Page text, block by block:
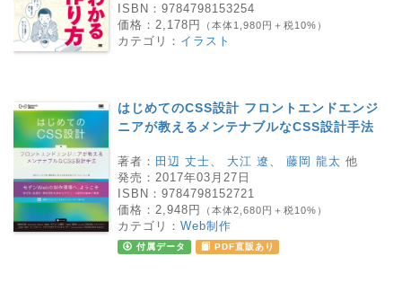
ISBN： 9784798153254
価格： 2,178円 （本体1,980円＋税10%）
カテゴリ： イラスト
はじめてのCSS設計 フロントエンドエンジ
ニアが教えるメンテナブルなCSS設計手法
著者： 田辺 丈士 大江 遼 藤岡 龍太 他
発売： 2017年03月27日
ISBN： 9784798152721
価格： 2,948円 （本体2,680円＋税10%）
カテゴリ： Web制作
付属データ PDF直販あり